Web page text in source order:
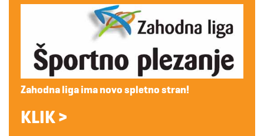
Zahodna liga ima novo spletno stran!
KLIK >